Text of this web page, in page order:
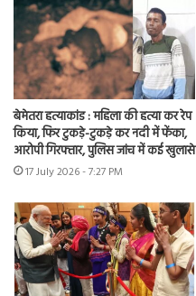
बेमेतरा हत्याकांड : महिला की हत्या कर रेप
किया, फिर टुकड़े-टुकड़े कर नदी में फेंका,
आरोपी गिरफ्तार, पुलिस जांच में कई खुलासे
17 July 2026 - 7:27 PM